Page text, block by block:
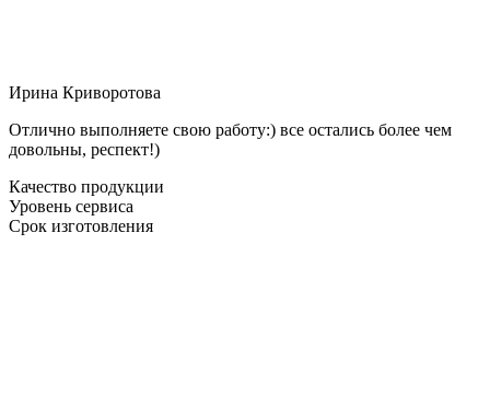
Ирина Криворотова
Отлично выполняете свою работу:) все остались более чем
довольны, респект!)
Качество продукции
Уровень сервиса
Срок изготовления